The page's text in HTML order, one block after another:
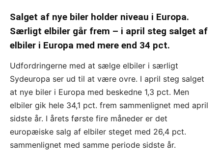
Salget af nye biler holder niveau i Europa.
Særligt elbiler går frem – i april steg salget af
elbiler i Europa med mere end 34 pct.
Udfordringerne med at sælge elbiler i særligt
Sydeuropa ser ud til at være ovre. I april steg salget
at nye biler i Europa med beskedne 1,3 pct. Men
elbiler gik hele 34,1 pct. frem sammenlignet med april
sidste år. I årets første fire måneder er det
europæiske salg af elbiler steget med 26,4 pct.
sammenlignet med samme periode sidste år.